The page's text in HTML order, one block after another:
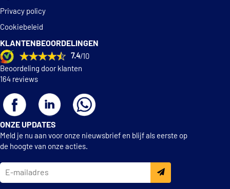
Privacy policy
Cookiebeleid
KLANTENBEOORDELINGEN
7.4/10
Beoordeling door klanten
164 reviews
ONZE UPDATES
Meld je nu aan voor onze nieuwsbrief en blijf als eerste op
de hoogte van onze acties.